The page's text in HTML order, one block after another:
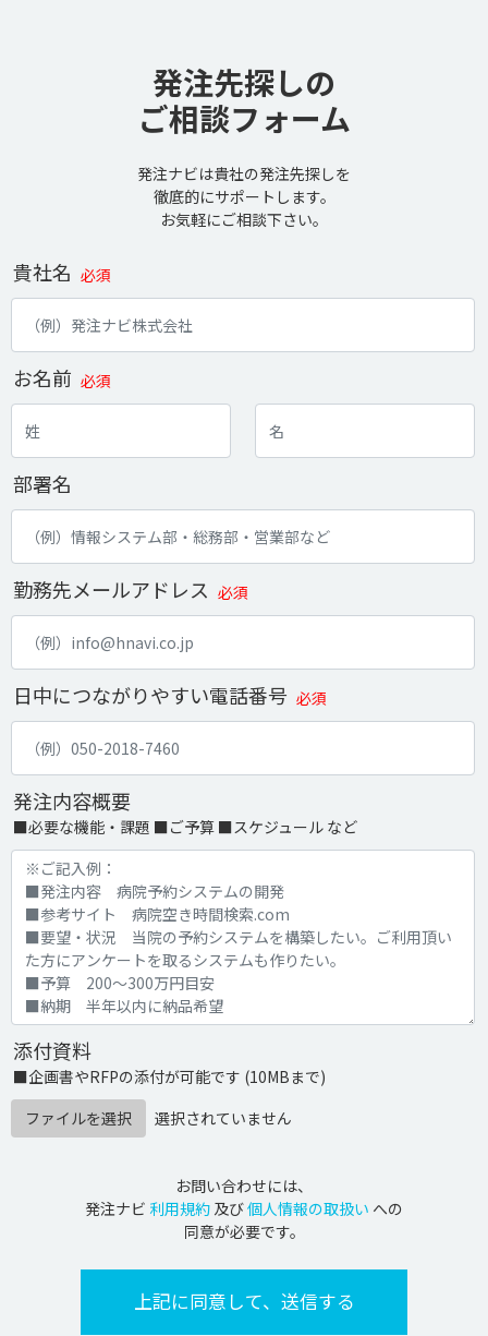
発注先探しの
ご相談フォーム
発注ナビは貴社の発注先探しを
徹底的にサポートします。
お気軽にご相談下さい。
貴社名 必須
お名前 必須
部署名
勤務先メールアドレス 必須
日中につながりやすい電話番号 必須
発注内容概要
■必要な機能・課題 ■ご予算 ■スケジュール など
添付資料
■企画書やRFPの添付が可能です (10MBまで)
ファイルを選択
選択されていません
お問い合わせには、
発注ナビ 利用規約 及び個人情報の取扱い への
同意が必要です。